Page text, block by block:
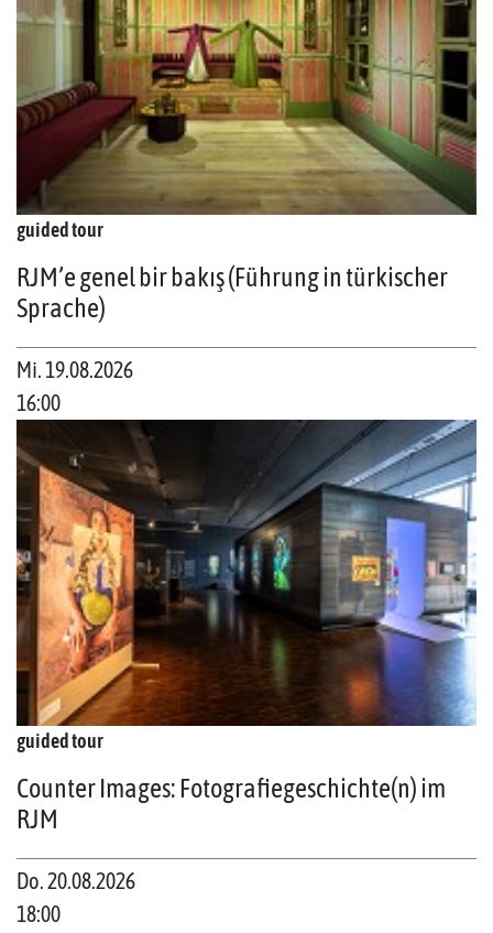
guided tour
RJM’e genel bir bakış (Führung in türkischer
Sprache)
Mi. 19.08.2026
16:00
guided tour
Counter Images: Fotografiegeschichte(n) im
RJM
Do. 20.08.2026
18:00